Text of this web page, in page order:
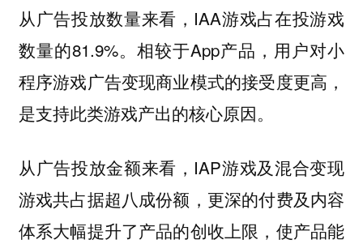
从广告投放数量来看，IAA游戏占在投游戏
数量的81.9%。相较于App产品， 用户对小
程序游戏广告变现商业模式的接受度更高，
是支持此类游戏产出的核心原因。
从广告投放金额来看，IAP游戏及混合变现
游戏共占据超八成份额，更深的付费及内容
体系大幅提升了产品的创收上限，使产品能